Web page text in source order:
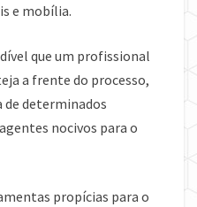
e mobília.
que um profissional
a frente do processo,
de determinados
nocivos para o
propícias para o